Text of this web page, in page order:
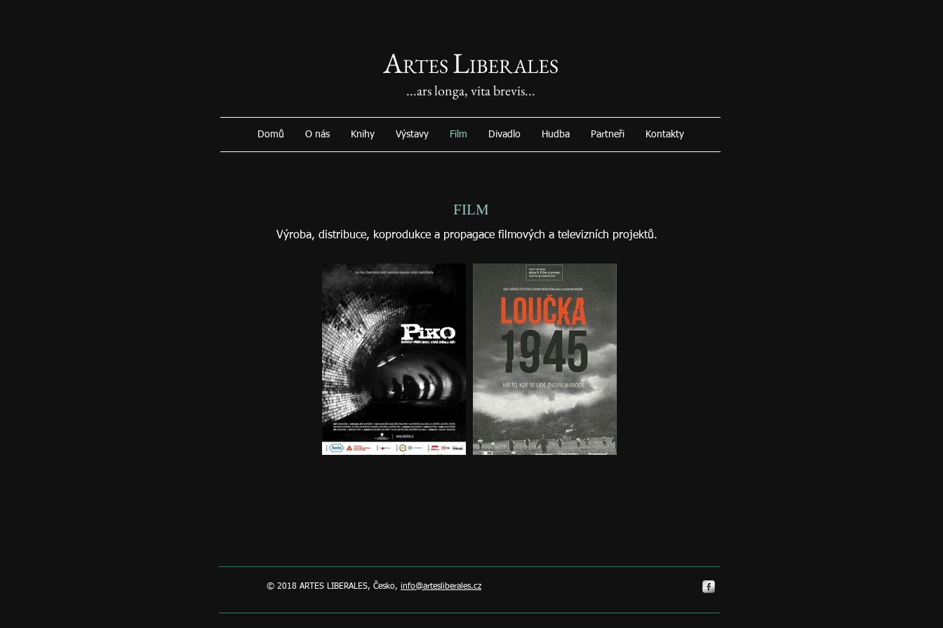
ARTES LIBERALES
...ars longa, vita brevis...
Domů O nás Knihy Výstavy Film Divadlo Hudba Partneři Kontakty
FILM
Výroba, distribuce, koprodukce a propagace filmových a televizních projektů.
© 2018 ARTES LIBERALES, Česko, info@artesliberales.cz